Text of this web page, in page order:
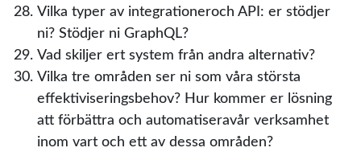
Vilka typer av integrationeroch API: er stödjer
ni? Stödjer ni GraphQL?
Vad skiljer ert system från andra alternativ?
Vilka tre områden ser ni som våra största
effektiviseringsbehov? Hur kommer er lösning
att förbättra och automatiseravår verksamhet
inom vart och ett av dessa områden?